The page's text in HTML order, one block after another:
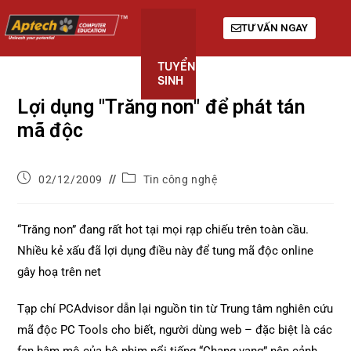
TUYỂN
SINH
TƯ VẤN NGAY
Lợi dụng "Trăng non" để phát tán
mã độc
02/12/2009 Tin công nghệ
“Trăng non” đang rất hot tại mọi rạp chiếu trên toàn cầu.
Nhiều kẻ xấu đã lợi dụng điều này để tung mã độc online
gây hoạ trên net
Tạp chí PCAdvisor dẫn lại nguồn tin từ Trung tâm nghiên cứu
mã độc PC Tools cho biết, người dùng web – đặc biệt là các